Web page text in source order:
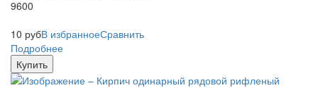
9600
10 рубВ избранноеСравнить
Подробнее
Купить